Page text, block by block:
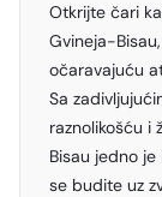
Otkrijte čari
Gvineja-
očaravajuću
Sa
raznolikošću i
Bisau jedno
se budite uz